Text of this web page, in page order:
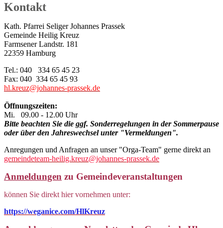
Kontakt
Kath. Pfarrei Seliger Johannes Prassek
Gemeinde Heilig Kreuz
Farmsener Landstr. 181
22359 Hamburg
Tel.: 040 334 65 45 23
Fax: 040 334 65 45 93
hl.kreuz@johannes-prassek.de
Öffnungszeiten:
Mi. 09.00 - 12.00 Uhr
Bitte beachten Sie die ggf. Sonderregelungen in der Sommerpause
oder über den Jahreswechsel unter "Vermeldungen".
Anregungen und Anfragen an unser "Orga-Team" gerne direkt an
gemeindeteam-heilig.kreuz@johannes-prassek.de
Anmeldungen zu Gemeindeveranstaltungen
können Sie direkt hier vornehmen unter:
https://weganice.com/HlKreuz